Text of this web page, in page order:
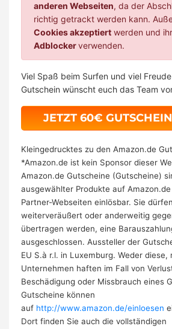
anderen Webseiten, da der
richtig getrackt werden kann.
Cookies akzeptiert werden und
Adblockerverwenden.
Viel Spaß beim Surfen und viel
Gutschein wünscht euch das Team
JETZT 60€
Kleingedrucktes zu den Amazon.de
*Amazon.de ist kein Sponsor dieser
Amazon.de Gutscheine (Gutscheine)
ausgewählter Produkte auf
Partner-Webseiten einlösbar. Sie
weiterveräußert oder anderweitig
übertragen werden, eine
ausgeschlossen. Aussteller der
EU S.à r.l. in Luxemburg. Weder diese,
Unternehmen haften im Fall von
Beschädigung oder Missbrauch eines
Gutscheine können
auf http://www.amazon.de/einloesen
Dort finden Sie auch die vollständigen